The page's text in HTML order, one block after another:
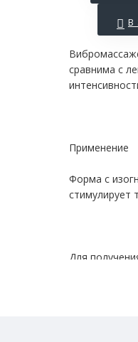
В
сравнима с
Применение
Форма с
стимулирует
Для